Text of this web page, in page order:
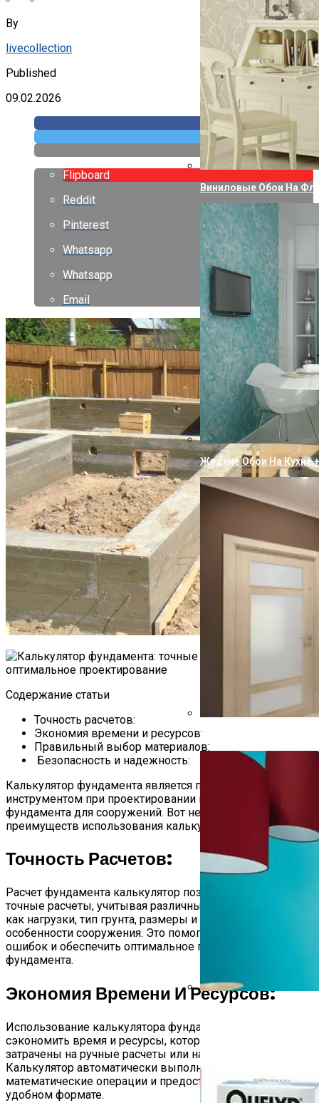
Виниловые Обои На
Жидкие Обои На Кухне
Обои В Прихожую Под
By
livecollection
Published
09.02.2026
Flipboard
Reddit
Pinterest
Whatsapp
Whatsapp
Email
Содержание статьи
Точность расчетов:
Экономия времени и ресурсов:
Правильный выбор материалов:
Безопасность и надежность:
Калькулятор фундамента является полезным
инструментом при проектировании и строительстве
фундамента для сооружений. Вот несколько
преимуществ использования калькулятора фундамента:
Точность Расчетов:
Расчет фундамента калькулятор позволяет проводить
точные расчеты, учитывая различные факторы, такие
как нагрузки, тип грунта, размеры и конструктивные
особенности сооружения. Это помогает избежать
ошибок и обеспечить оптимальное проектирование
фундамента.
Экономия Времени И Ресурсов:
Использование калькулятора фундамента позволяет
сэкономить время и ресурсы, которые могут быть
затрачены на ручные расчеты или найм специалистов.
Калькулятор автоматически выполняет сложные
математические операции и предоставляет результаты в
удобном формате.